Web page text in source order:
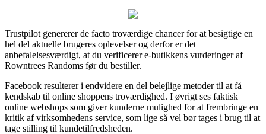
Trustpilot genererer de facto troværdige chancer for at besigtige en
hel del aktuelle brugeres oplevelser og derfor er det
anbefalelsesværdigt, at du verificerer e-butikkens vurderinger af
Rowntrees Randoms før du bestiller.
Facebook resulterer i endvidere en del belejlige metoder til at få
kendskab til online shoppens troværdighed. I øvrigt ses faktisk
online webshops som giver kunderne mulighed for at frembringe en
kritik af virksomhedens service, som lige så vel bør tages i brug til at
tage stilling til kundetilfredsheden.